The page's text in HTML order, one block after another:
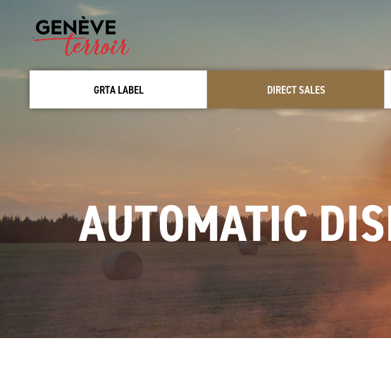
GRTA LABEL DIRECT SALES
AUTOMATIC